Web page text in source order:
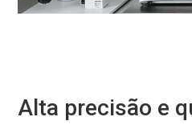
Alta precisão e